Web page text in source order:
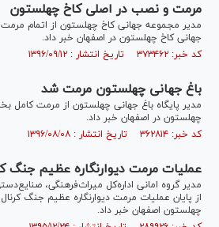
مرمت و نصب در اصلی کاخ چهلستون
مدیر مجموعه جهانی کاخ چهلستون از اتمام
جهانی کاخ چهلستون در اصفهان خبر داد.
کد خبر: ۳۷۳۴۶۲ تاریخ انتشار : ۱۳۹۶/۰۹/۱۲
باغ جهانی چهلستون مرمت شد
مدیر پایگاه باغ جهانی چهلستون از مرمت
چهلستون در اصفهان خبر داد.
کد خبر: ۳۶۲۸۱۴ تاریخ انتشار : ۱۳۹۶/۰۸/۰۸
عملیات مرمت دیوارنگاره عظیم جنگ
مدیر گروه امانی اداره‌کل میراث‌فرهنگی،
از پایان عملیات مرمت دیوار‌نگاره عظیم جنگ
چهلستون اصفهان خبر داد.